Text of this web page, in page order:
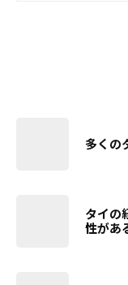
多くの
タイの
性があ